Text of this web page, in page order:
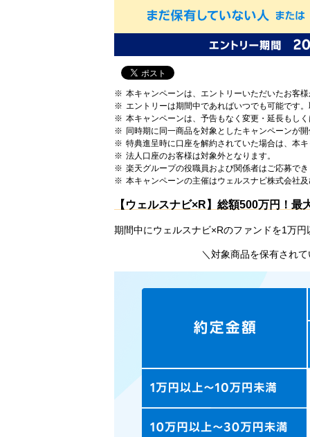
本キャンペーンは、エントリーいただいたお客
エントリーは期間中であればいつでも可能です
本キャンペーンは、予告もなく変更・延長もし
同時期に同一商品を対象としたキャンペーンが
特典進呈時に口座を解約されていた場合は、本
法人口座のお客様は対象外となります。
楽天グループの役職員および関係者はご応募で
本キャンペーンの主催はウェルスナビ株式会社
【ウェルスナビ×R】総額500万円！
期間中にウェルスナビ×Rのファンドを1万
＼対象商品を保有され